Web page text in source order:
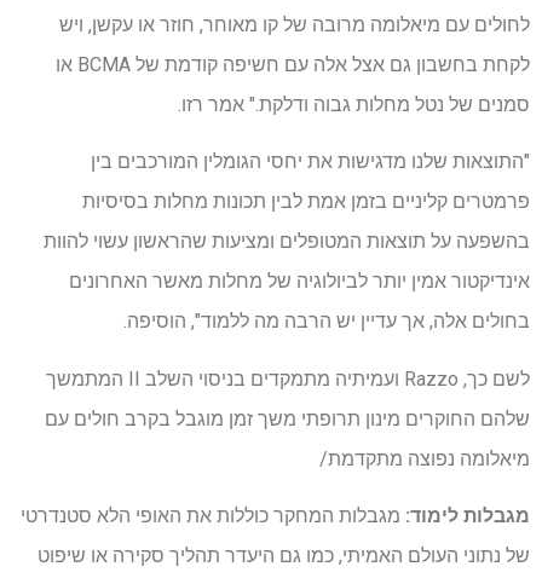
לחולים עם מיאלומה מרובה של קו מאוחר, חוזר או עקשן, ויש
לקחת בחשבון גם אצל אלה עם חשיפה קודמת של BCMA או
סמנים של נטל מחלות גבוה ודלקת." אמר רזו.
"התוצאות שלנו מדגישות את יחסי הגומלין המורכבים בין
פרמטרים קליניים בזמן אמת לבין תכונות מחלות בסיסיות
בהשפעה על תוצאות המטופלים ומציעות שהראשון עשוי להוות
אינדיקטור אמין יותר לביולוגיה של מחלות מאשר האחרונים
בחולים אלה, אך עדיין יש הרבה מה ללמוד", הוסיפה.
לשם כך, Razzo ועמיתיה מתמקדים בניסוי השלב II המתמשך
שלהם החוקרים מינון תרופתי משך זמן מוגבל בקרב חולים עם
מיאלומה נפוצה מתקדמת/
מגבלות לימוד: מגבלות המחקר כוללות את האופי הלא סטנדרטי
של נתוני העולם האמיתי, כמו גם היעדר תהליך סקירה או שיפוט